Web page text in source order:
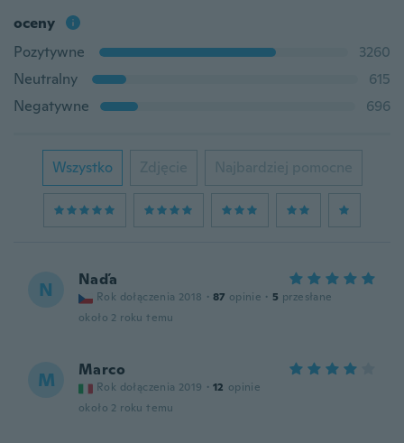
oceny
Pozytywne
3260
Neutralny
615
Negatywne
696
Wszystko Zdjęcie Najbardziej pomocne
N Naďa
Rok dołączenia 2018 · 87 opinie · 5 przesłane
około 2 roku temu
M Marco
Rok dołączenia 2019 · 12 opinie
około 2 roku temu